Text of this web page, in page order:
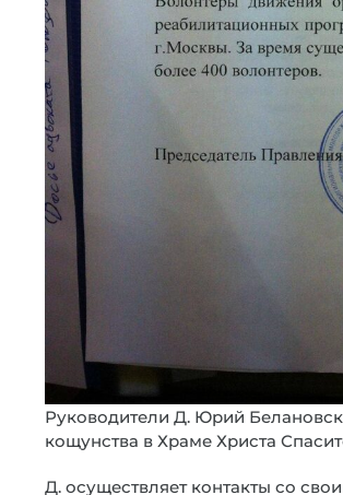
Руководители Д. Юрий
кощунства в Храме Христа
Д. осуществляет контакты со